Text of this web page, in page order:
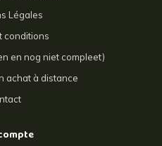
Légales
conditions
en nog niet compleet)
achat à distance